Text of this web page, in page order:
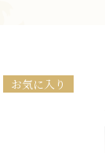
お気に入り